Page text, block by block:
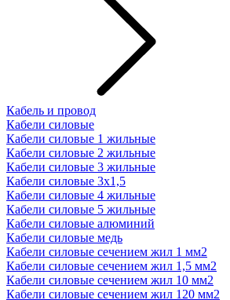
Кабель и провод
Кабели силовые
Кабели силовые 1 жильные
Кабели силовые 2 жильные
Кабели силовые 3 жильные
Кабели силовые 3х1,5
Кабели силовые 4 жильные
Кабели силовые 5 жильные
Кабели силовые алюминий
Кабели силовые медь
Кабели силовые сечением жил 1 мм2
Кабели силовые сечением жил 1,5 мм2
Кабели силовые сечением жил 10 мм2
Кабели силовые сечением жил 120 мм2